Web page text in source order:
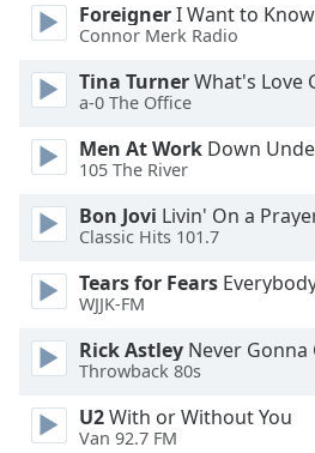
Caption
Area
Background
Color
Opacity
Font
Edge
ForeignerI Want to
Connor Merk Radio
Tina TurnerWhat's Love
a-0 The Office
Men At Work Down
105 The River
Bon Jovi Livin' On a
Classic Hits 101.7
Tears for Fears Everybody
WJJK-FM
Rick Astley Never Gonna
Throwback 80s
U2With or Without You
Van 92.7 FM